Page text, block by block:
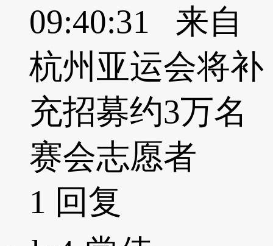
09:40:31 来自
杭州亚运会将补
充招募约3万名
赛会志愿者
1 回复